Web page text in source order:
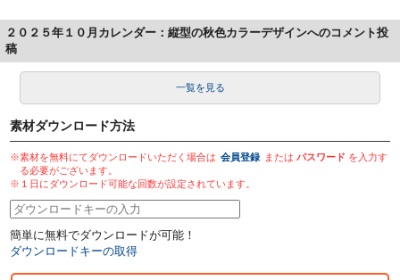
２０２５年１０月カレンダー：縦型の秋色カラーデザインへのコメント投
稿
一覧を見る
素材ダウンロード方法
※素材を無料にてダウンロードいただく場合は 会員登録 またはパスワード を入力す
る必要がございます。
※１日にダウンロード可能な回数が設定されています。
簡単に無料でダウンロードが可能！
ダウンロードキーの取得